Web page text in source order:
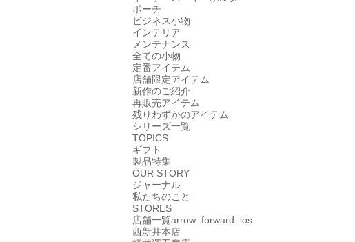
ポーチ
ビジネス小物
インテリア
メンテナンス
全ての小物
定番アイテム
店舗限定アイテム
新作のご紹介
再販売アイテム
残りわずかのアイテム
シリーズ一覧
TOPICS
ギフト
製品特集
OUR STORY
ジャーナル
私たちのこと
STORES
店舗一覧arrow_forward_ios
西新井本店